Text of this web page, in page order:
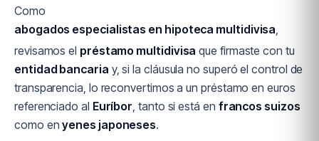
Como
abogados especialistas en hipoteca multidivisa,
revisamos el préstamo multidivisa que firmaste con tu
entidad bancaria y, si la cláusula no superó el control de
transparencia, lo reconvertimos a un préstamo en euros
referenciado al Euríbor, tanto si está en francos suizos
como enyenes japoneses.